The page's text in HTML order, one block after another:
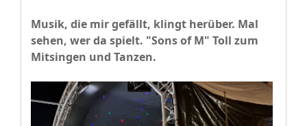
Musik, die mir gefällt, klingt herüber. Mal
sehen, wer da spielt. "Sons of M" Toll zum
Mitsingen und Tanzen.